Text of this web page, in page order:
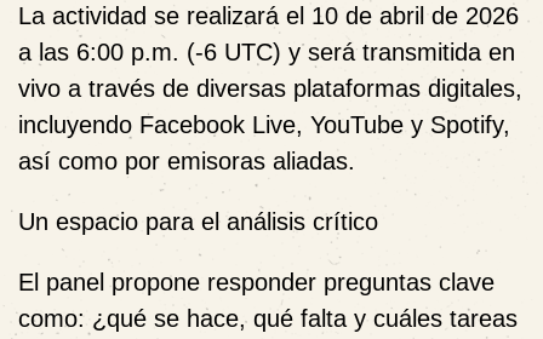
La actividad se realizará el 10 de abril de 2026
a las 6:00 p.m. (-6 UTC) y será transmitida en
vivo a través de diversas plataformas digitales,
incluyendo Facebook Live, YouTube y Spotify,
así como por emisoras aliadas.
Un espacio para el análisis crítico
El panel propone responder preguntas clave
como: ¿qué se hace, qué falta y cuáles tareas